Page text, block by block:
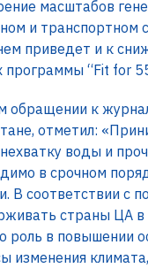
масштабов
и транспортном
приведет и к
программы “Fit for
обращении к
отметил:
воды и
в срочном
В соответствии с
страны ЦА в
роль в повышении
изменения